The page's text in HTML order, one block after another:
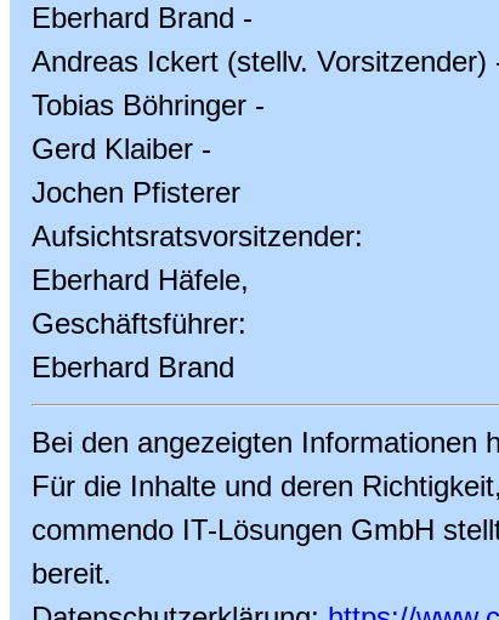
Eberhard Brand -
Andreas Ickert (stellv. Vorsitzender)
Tobias Böhringer -
Gerd Klaiber -
Jochen Pfisterer
Aufsichtsratsvorsitzender:
Eberhard Häfele,
Geschäftsführer:
Eberhard Brand
Bei den angezeigten Informationen
Für die Inhalte und deren
commendo IT-Lösungen GmbH
bereit.